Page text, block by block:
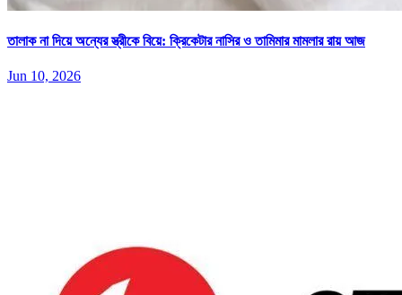
তালাক না দিয়ে অন্যের স্ত্রীকে বিয়ে: ক্রিকেটার নাসির ও তামিমার মামলার রায় আজ
Jun 10, 2026